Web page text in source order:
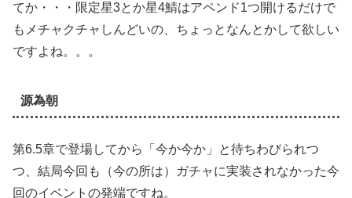
てか・・・限定星3とか星4鯖はアペンド1つ開けるだけで
もメチャクチャしんどいの、ちょっとなんとかして欲しい
ですよね。。。
源為朝
第6.5章で登場してから「今か今か」と待ちわびられつ
つ、結局今回も（今の所は）ガチャに実装されなかった今
回のイベントの発端ですね。